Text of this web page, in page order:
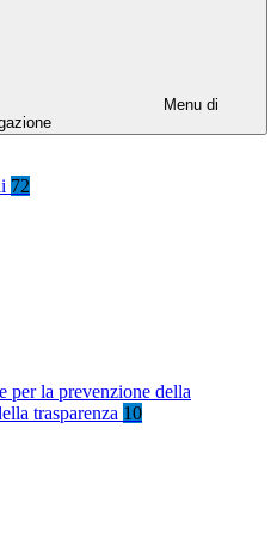
Menu di
72
per la prevenzione della
trasparenza 10